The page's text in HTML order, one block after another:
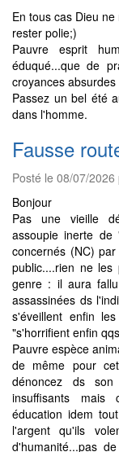
En tous cas Dieu
rester polie;)
Pauvre esprit
éduqué...que de
croyances
Passez un bel été
dans l'homme.
Fausse
Posté le 08/07/
Bonjour
Pas une vieille
assoupie inerte de
concernés (NC)
public....rien ne
genre : il aura
assassinées ds
s'éveillent enfin
"s'horrifient enfin
Pauvre espèce
de même pour
dénoncez ds
insuffisants mais
éducation idem
l'argent qu'ils
d'humanité...pas